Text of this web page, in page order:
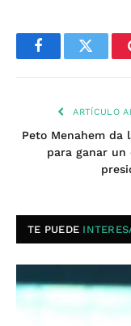
FacebookTwitter
ARTÍCULO
Peto Menahem da
para ganar un
TE PUEDE